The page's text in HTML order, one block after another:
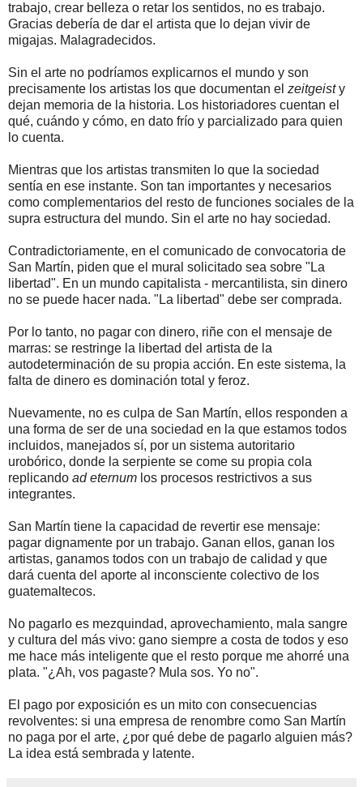
trabajo, crear belleza o retar los sentidos, no es trabajo.
Gracias debería de dar el artista que lo dejan vivir de
migajas. Malagradecidos.
Sin el arte no podríamos explicarnos el mundo y son
precisamente los artistas los que documentan el zeitgeisty
dejan memoria de la historia. Los historiadores cuentan el
qué, cuándo y cómo, en dato frío y parcializado para quien
lo cuenta.
Mientras que los artistas transmiten lo que la sociedad
sentía en ese instante. Son tan importantes y necesarios
como complementarios del resto de funciones sociales de la
supra estructura del mundo. Sin el arte no hay sociedad.
Contradictoriamente, en el comunicado de convocatoria de
San Martín, piden que el mural solicitado sea sobre "La
libertad". En un mundo capitalista - mercantilista, sin dinero
no se puede hacer nada. "La libertad" debe ser comprada.
Por lo tanto, no pagar con dinero, riñe con el mensaje de
marras: se restringe la libertad del artista de la
autodeterminación de su propia acción. En este sistema, la
falta de dinero es dominación total y feroz.
Nuevamente, no es culpa de San Martín, ellos responden a
una forma de ser de una sociedad en la que estamos todos
incluidos, manejados sí, por un sistema autoritario
urobórico, donde la serpiente se come su propia cola
replicando ad eternum los procesos restrictivos a sus
integrantes.
San Martín tiene la capacidad de revertir ese mensaje:
pagar dignamente por un trabajo. Ganan ellos, ganan los
artistas, ganamos todos con un trabajo de calidad y que
dará cuenta del aporte al inconsciente colectivo de los
guatemaltecos.
No pagarlo es mezquindad, aprovechamiento, mala sangre
y cultura del más vivo: gano siempre a costa de todos y eso
me hace más inteligente que el resto porque me ahorré una
plata. "¿Ah, vos pagaste? Mula sos. Yo no".
El pago por exposición es un mito con consecuencias
revolventes: si una empresa de renombre como San Martín
no paga por el arte, ¿por qué debe de pagarlo alguien más?
La idea está sembrada y latente.